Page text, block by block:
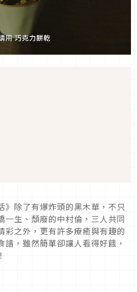
》除了有爆炸頭的黑木華，不只
一生、頹廢的中村倫，三人共同
彩之外，更有許多療癒與有趣的
，雖然簡單卻讓人看得好餓，